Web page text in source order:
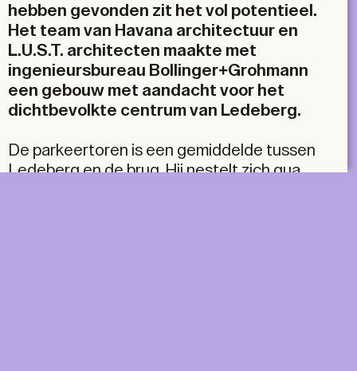
hebben gevonden zit het vol potentieel.
Het team van Havana architectuur en
L.U.S.T. architecten maakte met
ingenieursbureau Bollinger+Grohmann
een gebouw met aandacht voor het
dichtbevolkte centrum van Ledeberg.
De parkeertoren is een gemiddelde tussen
Ledeberg en de brug. Hij nestelt zich qua